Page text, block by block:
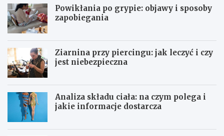
Powikłania po grypie: objawy i sposoby
zapobiegania
Ziarnina przy piercingu: jak leczyć i czy
jest niebezpieczna
Analiza składu ciała: na czym polega i
jakie informacje dostarcza